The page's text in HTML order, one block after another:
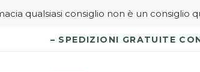
qualsiasi consiglio non è un consiglio
– SPEDIZIONI GRATUITE